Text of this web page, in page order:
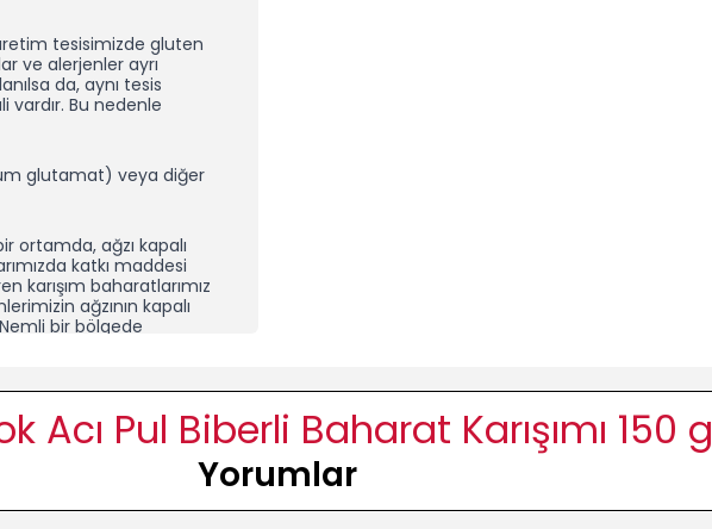
tesisimizde gluten
ve alerjenler ayrı
da, aynı tesis
Bu nedenle
glutamat) veya diğer
ortamda, ağzı kapalı
katkı maddesi
karışım baharatlarımız
ağzının kapalı
Nemli bir bölgede
gelmez. Ürününüzü
ayıran
özenle seçilmiş tarım
kullanmıyor; lezzeti
Acı Pul Biberli Baharat Karışımı 150 g
Yorumlar